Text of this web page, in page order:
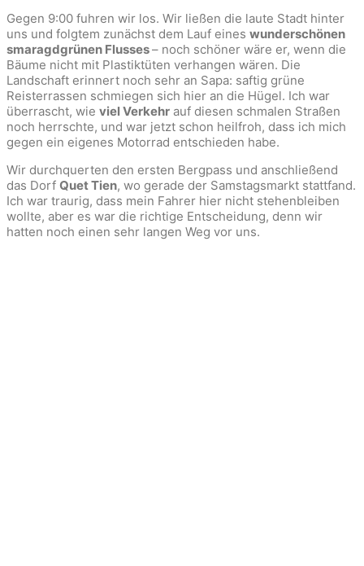
Gegen 9:00 fuhren wir los. Wir ließen die laute Stadt hinter
uns und folgtem zunächst dem Lauf eines wunderschönen
smaragdgrünen Flusses– noch schöner wäre er, wenn die
Bäume nicht mit Plastiktüten verhangen wären. Die
Landschaft erinnert noch sehr an Sapa: saftig grüne
Reisterrassen schmiegen sich hier an die Hügel. Ich war
überrascht, wie viel Verkehr auf diesen schmalen Straßen
noch herrschte, und war jetzt schon heilfroh, dass ich mich
gegen ein eigenes Motorrad entschieden habe.
Wir durchquerten den ersten Bergpass und anschließend
das Dorf Quet Tien, wo gerade der Samstagsmarkt stattfand.
Ich war traurig, dass mein Fahrer hier nicht stehenbleiben
wollte, aber es war die richtige Entscheidung, denn wir
hatten noch einen sehr langen Weg vor uns.